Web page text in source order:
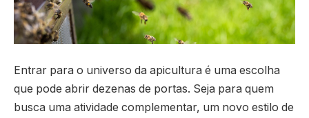
Entrar para o universo da apicultura é uma escolha
que pode abrir dezenas de portas. Seja para quem
busca uma atividade complementar, um novo estilo de